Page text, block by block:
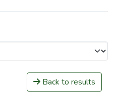
Back to results